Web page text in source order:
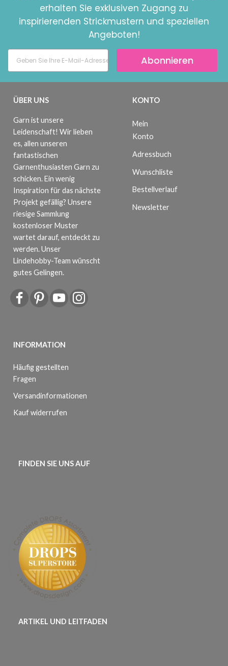
erhalten Sie exklusiven Zugang zu
inspirierenden Strickmustern und speziellen
Angeboten!
Abonnieren
ÜBER UNS
Garn ist unsere
Leidenschaft! Wir lieben
es, allen unseren
fantastischen
Garnenthusiasten Garn zu
schicken. Ein wenig
Inspiration für das nächste
Projekt gefällig? Unsere
riesige Sammlung
kostenloser Muster
wartet darauf, entdeckt zu
werden. Unser
Lindehobby-Team wünscht
gutes Gelingen.
INFORMATION
Häufig gestellten
Fragen
Versandinformationen
Kauf widerrufen
KONTO
Mein
Konto
Adressbuch
Wunschliste
Bestellverlauf
Newsletter
FINDEN SIE UNS AUF
ARTIKEL UND LEITFADEN